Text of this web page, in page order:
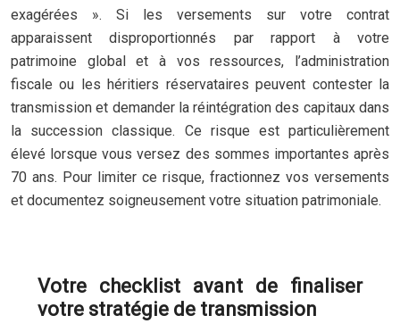
exagérées ». Si les versements sur votre contrat
apparaissent disproportionnés par rapport à votre
patrimoine global et à vos ressources, l’administration
fiscale ou les héritiers réservataires peuvent contester la
transmission et demander la réintégration des capitaux dans
la succession classique. Ce risque est particulièrement
élevé lorsque vous versez des sommes importantes après
70 ans. Pour limiter ce risque, fractionnez vos versements
et documentez soigneusement votre situation patrimoniale.
Votre checklist avant de finaliser
votre stratégie de transmission